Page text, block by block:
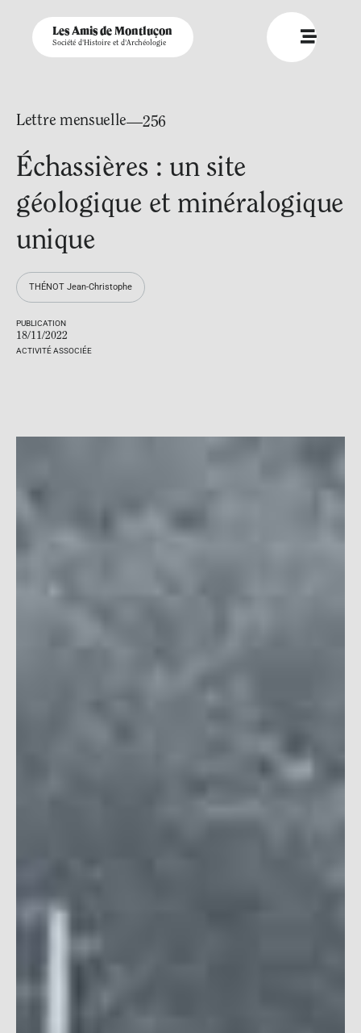
Les Amis de Montluçon
Société d'Histoire et d'Archéologie
Lettre mensuelle—256
Échassières : un site
géologique et minéralogique
unique
PUBLICATION
18/11/2022
ACTIVITÉ ASSOCIÉE
THÉNOT Jean-Christophe